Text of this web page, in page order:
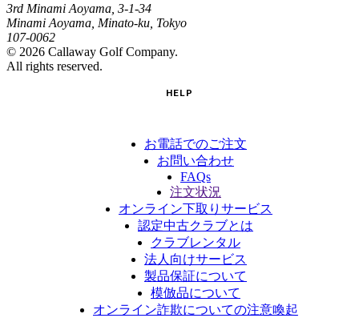
3rd Minami Aoyama, 3-1-34
Minami Aoyama, Minato-ku, Tokyo
107-0062
© 2026 Callaway Golf Company.
All rights reserved.
HELP
お電話でのご注文
お問い合わせ
FAQs
注文状況
オンライン下取りサービス
認定中古クラブとは
クラブレンタル
法人向けサービス
製品保証について
模倣品について
オンライン詐欺についての注意喚起